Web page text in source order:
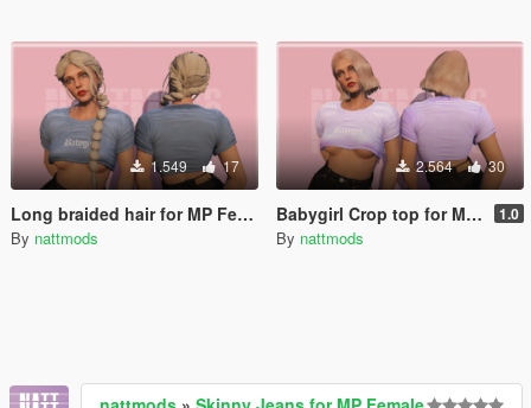
1.549 17
Long braided hair for MP Female
By nattmods
2.564 30
Babygirl Crop top for MP Female 1.0
By nattmods